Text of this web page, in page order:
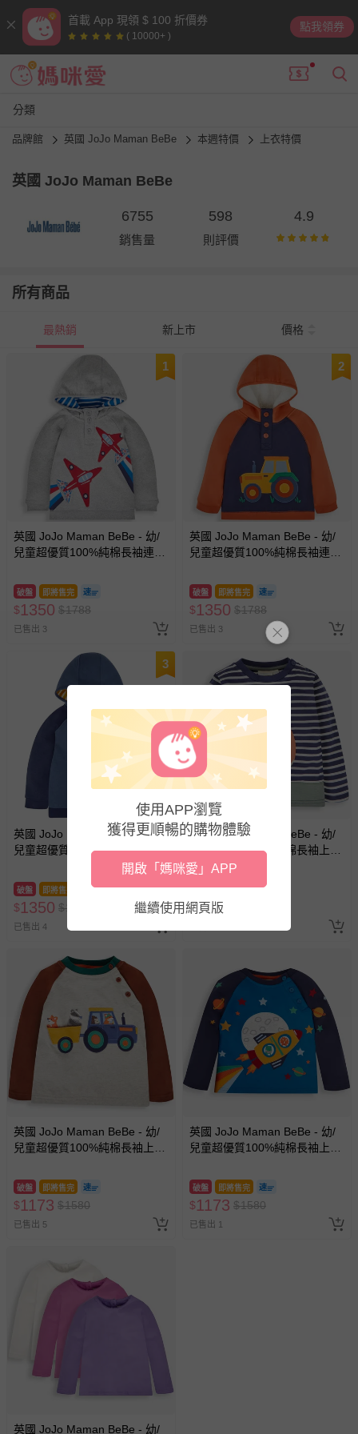
首載 App 現領 $ 100 折價券
( 10000+ )
點我領券
分類
品牌館 英國 JoJo Maman BeBe 本週特價 上衣特價
英國 JoJo Maman BeBe
6755
銷售量
598
則評價
4.9
所有商品
最熱銷 新上市 價格
1
英國 JoJo Maman BeBe - 幼/
兒童超優質100%純棉長袖連帽
破盤 即將售完
$1350 $1788
已售出 3
2
英國 JoJo Maman BeBe - 幼/
兒童超優質100%純棉長袖連帽
破盤 即將售完
$1350 $1788
已售出 3
3
英國 JoJo Maman BeBe - 幼/
兒童超優質100%純棉長袖連帽
破盤 即將售完
$1350 $1788
已售出 4
英國 JoJo Maman BeBe - 幼/
兒童超優質100%純棉長袖上
衣-長頸龍
破盤 即將售完
$1173
英國 JoJo Maman BeBe - 幼/
兒童超優質100%純棉長袖上
破盤 即將售完
$1173 $1580
已售出 5
英國 JoJo Maman BeBe - 幼/
兒童超優質100%純棉長袖上
破盤 即將售完
$1173 $1580
已售出 1
英國 JoJo Maman BeBe - 幼/
使用APP瀏覽
獲得更順暢的購物體驗
開啟「媽咪愛」APP
繼續使用網頁版